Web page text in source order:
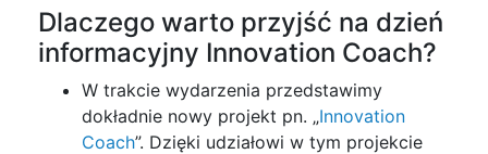
Dlaczego warto przyjść na dzień
informacyjny Innovation Coach?
W trakcie wydarzenia przedstawimy
dokładnie nowy projekt pn. „Innovation
Coach”. Dzięki udziałowi w tym projekcie